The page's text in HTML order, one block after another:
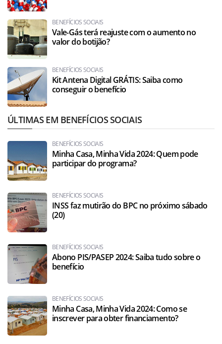
BENEFÍCIOS SOCIAIS
Vale-Gás terá reajuste com o aumento no
valor do botijão?
BENEFÍCIOS SOCIAIS
Kit Antena Digital GRÁTIS: Saiba como
conseguir o benefício
ÚLTIMAS EM BENEFÍCIOS SOCIAIS
BENEFÍCIOS SOCIAIS
Minha Casa, Minha Vida 2024: Quem pode
participar do programa?
BENEFÍCIOS SOCIAIS
INSS faz mutirão do BPC no próximo sábado
(20)
BENEFÍCIOS SOCIAIS
Abono PIS/PASEP 2024: Saiba tudo sobre o
benefício
BENEFÍCIOS SOCIAIS
Minha Casa, Minha Vida 2024: Como se
inscrever para obter financiamento?